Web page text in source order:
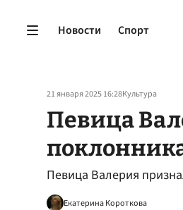
Новости Спорт
21 января 2025 16:28Культура
Певица
Певица Валерия
Екатерина Короткова